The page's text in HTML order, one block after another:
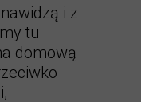
i z
tu
domową